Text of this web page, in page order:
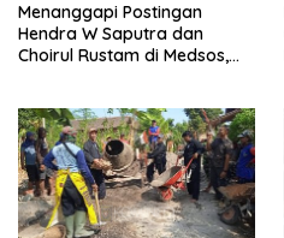
Menanggapi Postingan
Hendra W Saputra dan
Choirul Rustam di Medsos,